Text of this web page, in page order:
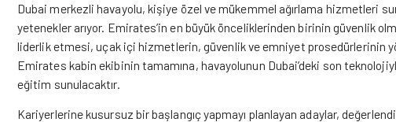
Dubai merkezli havayolu, kişiye özel ve mükemmel ağırlama hizmetleri
yetenekler arıyor. Emirates’in en büyük önceliklerinden birinin güvenlik
liderlik etmesi, uçak içi hizmetlerin, güvenlik ve emniyet prosedürlerinin
Emirates kabin ekibinin tamamına, havayolunun Dubai’deki son
eğitim sunulacaktır.
Kariyerlerine kusursuz bir başlangıç yapmayı planlayan adaylar,